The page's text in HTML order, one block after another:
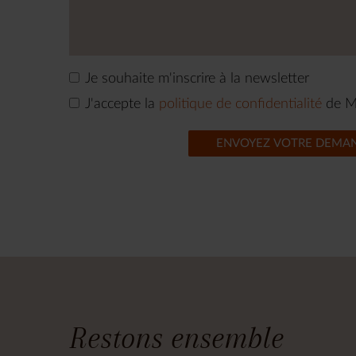
Je souhaite m'inscrire à la newsletter
J'accepte la politique de confidentialité de
ENVOYEZ VOTRE
Restons ensemble